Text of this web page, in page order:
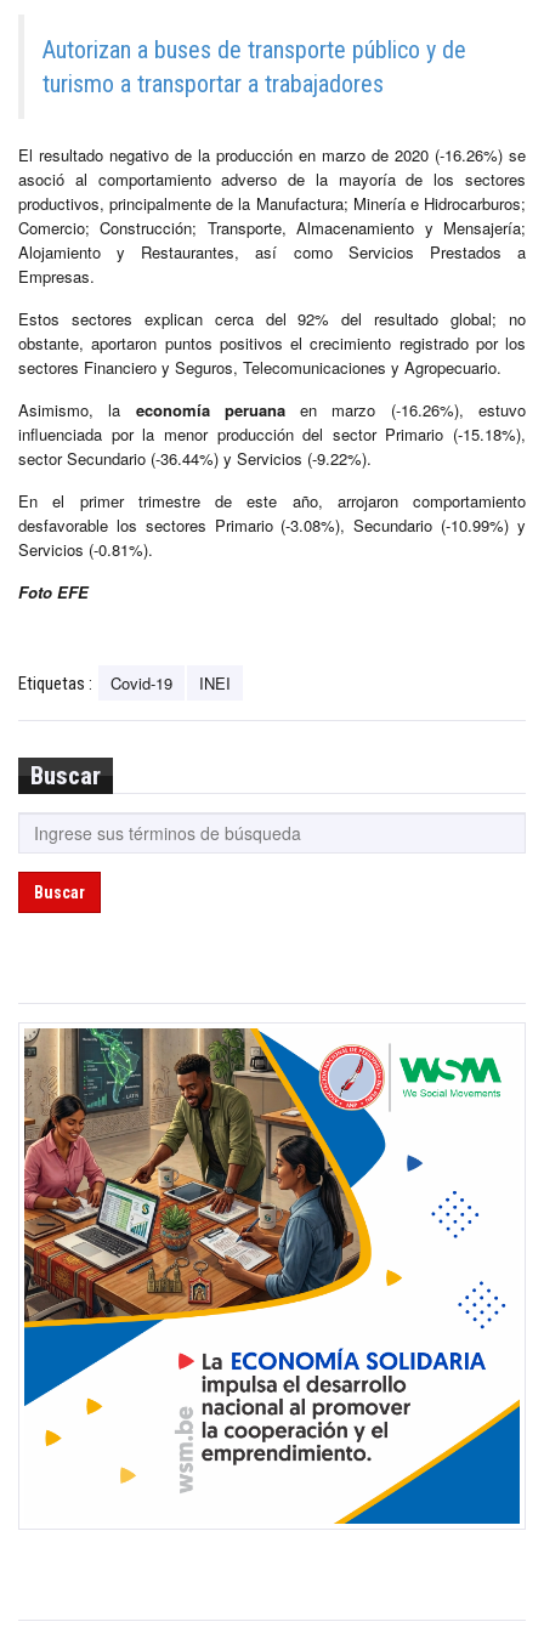
Autorizan a buses de transporte público y de
turismo a transportar a trabajadores
El resultado negativo de la producción en marzo de 2020 (-16.26%) se
asoció al comportamiento adverso de la mayoría de los sectores
productivos, principalmente de la Manufactura; Minería e Hidrocarburos;
Comercio; Construcción; Transporte, Almacenamiento y Mensajería;
Alojamiento y Restaurantes, así como Servicios Prestados a
Empresas.
Estos sectores explican cerca del 92% del resultado global; no
obstante, aportaron puntos positivos el crecimiento registrado por los
sectores Financiero y Seguros, Telecomunicaciones y Agropecuario.
Asimismo, la economía peruanaen marzo (-16.26%), estuvo
influenciada por la menor producción del sector Primario (-15.18%),
sector Secundario (-36.44%) y Servicios (-9.22%).
En el primer trimestre de este año, arrojaron comportamiento
desfavorable los sectores Primario (-3.08%), Secundario (-10.99%) y
Servicios (-0.81%).
Foto EFE
Etiquetas : Covid-19 INEI
Buscar
Buscar